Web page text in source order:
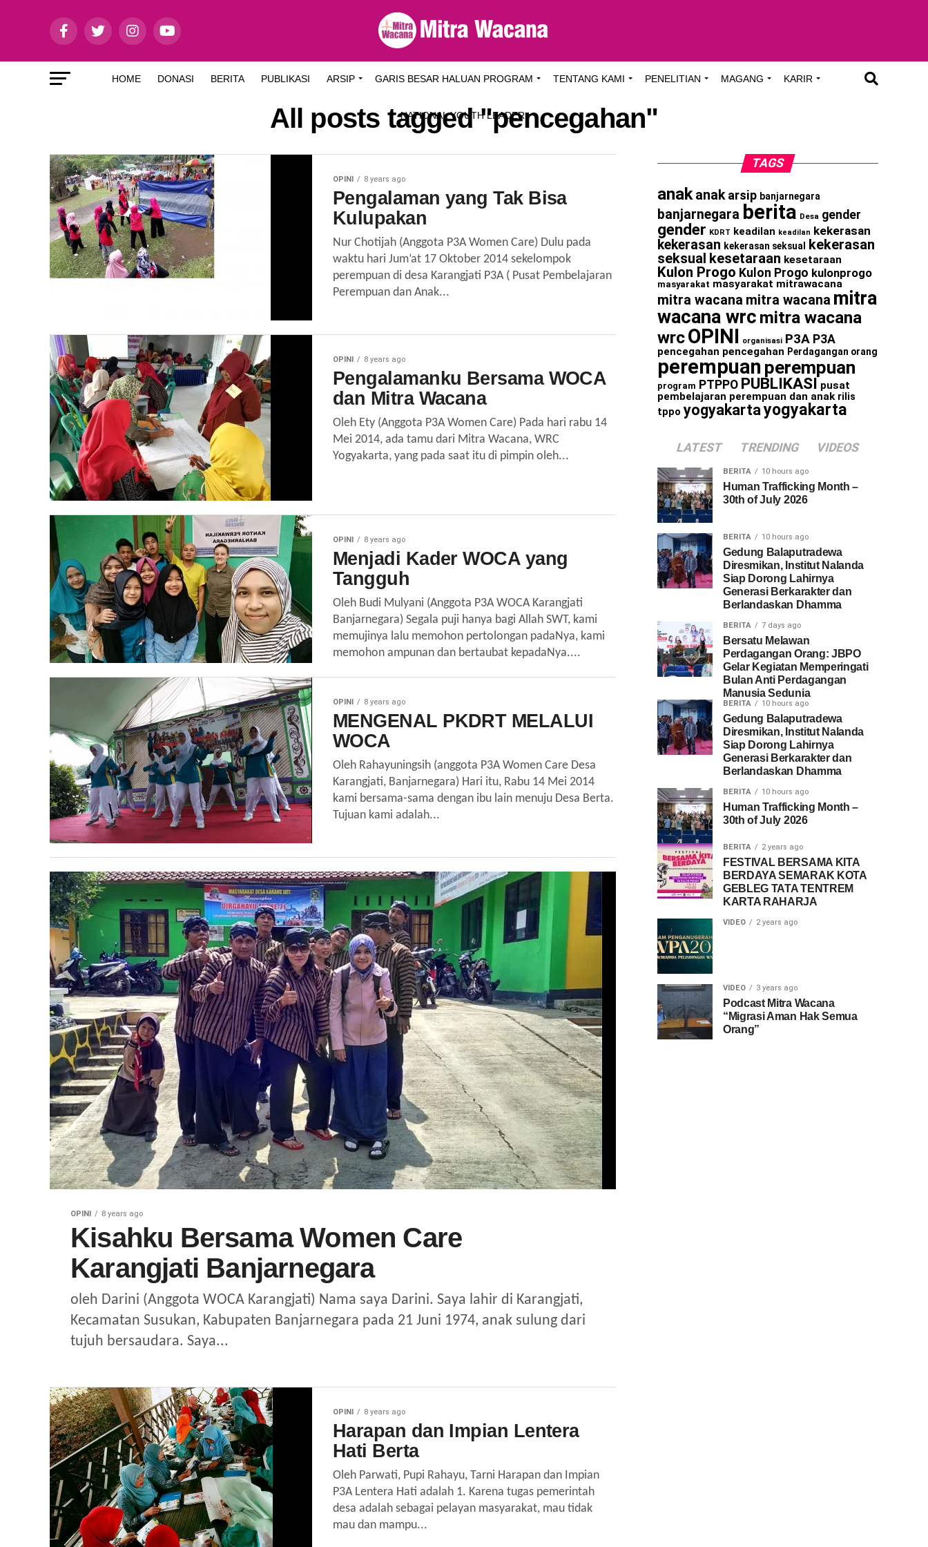
HOME DONASI BERITA PUBLIKASI ARSIP GARIS BESAR HALUAN PROGRAM TENTANG KAMI PENELITIAN MAGANG KARIR
NATIONAL YOUTH LEADER
All posts tagged "pencegahan"
OPINI 8 years ago
Pengalaman yang Tak Bisa
Kulupakan
Nur Chotijah (Anggota P3A Women Care) Dulu pada
waktu hari Jum’at 17 Oktober 2014 sekelompok
perempuan di desa Karangjati P3A ( Pusat Pembelajaran
Perempuan dan Anak...
OPINI 8 years ago
Pengalamanku Bersama WOCA
dan Mitra Wacana
Oleh Ety (Anggota P3A Women Care) Pada hari rabu 14
Mei 2014, ada tamu dari Mitra Wacana, WRC
Yogyakarta, yang pada saat itu di pimpin oleh...
OPINI 8 years ago
Menjadi Kader WOCA yang
Tangguh
Oleh Budi Mulyani (Anggota P3A WOCA Karangjati
Banjarnegara) Segala puji hanya bagi Allah SWT, kami
memujinya lalu memohon pertolongan padaNya, kami
memohon ampunan dan bertaubat kepadaNya....
OPINI 8 years ago
MENGENAL PKDRT MELALUI
WOCA
Oleh Rahayuningsih (anggota P3A Women Care Desa
Karangjati, Banjarnegara) Hari itu, Rabu 14 Mei 2014
kami bersama-sama dengan ibu lain menuju Desa Berta.
Tujuan kami adalah...
OPINI 8 years ago
Kisahku Bersama Women Care
Karangjati Banjarnegara
oleh Darini (Anggota WOCA Karangjati) Nama saya Darini. Saya lahir di Karangjati,
Kecamatan Susukan, Kabupaten Banjarnegara pada 21 Juni 1974, anak sulung dari
tujuh bersaudara. Saya...
OPINI 8 years ago
Harapan dan Impian Lentera
Hati Berta
Oleh Parwati, Pupi Rahayu, Tarni Harapan dan Impian
P3A Lentera Hati adalah 1. Karena tugas pemerintah
desa adalah sebagai pelayan masyarakat, mau tidak
mau dan mampu...
TAGS
anak anak arsip banjarnegara
banjarnegara berita Desa gender
gender KDRT keadilan keadilan kekerasan
kekerasan kekerasan seksual
kekerasan
seksual kesetaraan kesetaraan
Kulon Progo Kulon Progo kulonprogo
masyarakat masyarakat mitrawacana
mitra wacana mitra wacana mitra
wacana wrc mitra wacana
wrcOPINI organisasi P3A P3A
pencegahan pencegahan Perdagangan orang
perempuan perempuan
program PTPPO PUBLIKASI pusat
pembelajaran perempuan dan anak rilis
tppo yogyakartayogyakarta
LATEST TRENDING VIDEOS
BERITA 10 hours ago
Human Trafficking Month –
30th of July 2026
BERITA 10 hours ago
Gedung Balaputradewa
Diresmikan, Institut Nalanda
Siap Dorong Lahirnya
Generasi Berkarakter dan
Berlandaskan Dhamma
BERITA 7 days ago
Bersatu Melawan
Perdagangan Orang: JBPO
Gelar Kegiatan Memperingati
Bulan Anti Perdagangan
Manusia Sedunia
BERITA 10 hours ago
Gedung Balaputradewa
Diresmikan, Institut Nalanda
Siap Dorong Lahirnya
Generasi Berkarakter dan
Berlandaskan Dhamma
BERITA 10 hours ago
Human Trafficking Month –
30th of July 2026
BERITA 2 years ago
FESTIVAL BERSAMA KITA
BERDAYA SEMARAK KOTA
GEBLEG TATA TENTREM
KARTA RAHARJA
VIDEO 2 years ago
VIDEO 3 years ago
Podcast Mitra Wacana
“Migrasi Aman Hak Semua
Orang”